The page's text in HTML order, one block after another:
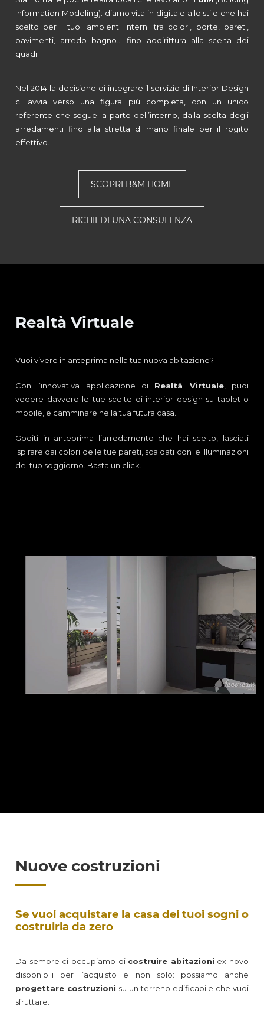
Information Modeling): diamo vita in digitale allo stile che hai
scelto per i tuoi ambienti interni tra colori, porte, pareti,
pavimenti, arredo bagno… fino addirittura alla scelta dei
quadri.
Nel 2014 la decisione di integrare il servizio di Interior Design
ci avvia verso una figura più completa, con un unico
referente che segue la parte dell’interno, dalla scelta degli
arredamenti fino alla stretta di mano finale per il rogito
effettivo.
SCOPRI B&M HOME
RICHIEDI UNA CONSULENZA
Realtà Virtuale
Vuoi vivere in anteprima nella tua nuova abitazione?
Con l’innovativa applicazione di Realtà Virtuale, puoi
vedere davvero le tue scelte di interior design su tablet o
mobile, e camminare nella tua futura casa.
Goditi in anteprima l’arredamento che hai scelto, lasciati
ispirare dai colori delle tue pareti, scaldati con le illuminazioni
del tuo soggiorno. Basta un click.
Nuove costruzioni
Se vuoi acquistare la casa dei tuoi sogni o
costruirla da zero
Da sempre ci occupiamo di costruire abitazioni ex novo
disponibili per l’acquisto e non solo: possiamo anche
progettare costruzioni su un terreno edificabile che vuoi
sfruttare.